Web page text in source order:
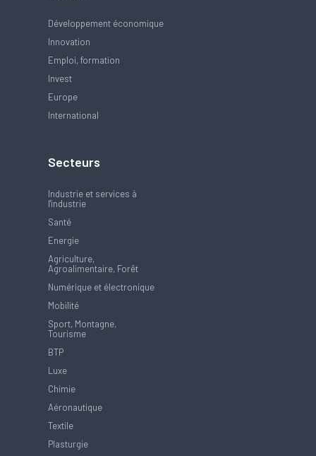
Développement économique
Innovation
Emploi, formation
Invest
Europe
International
Secteurs
Industrie et services à
l'industrie
Santé
Energie
Agriculture,
Agroalimentaire, Forêt
Numérique et électronique
Mobilité
Sport, Montagne,
Tourisme
BTP
Luxe
Chimie
Aéronautique
Textile
Plasturgie